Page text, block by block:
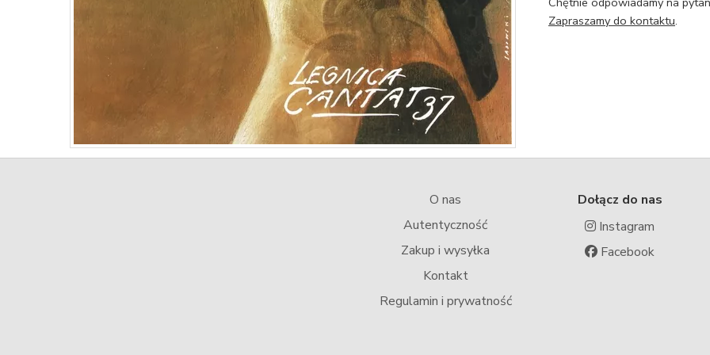
Zapraszamy do kontaktu.
O nas
Autentyczność
Zakup i wysyłka
Kontakt
Regulamin i prywatność
Dołącz do nas
Instagram
Facebook